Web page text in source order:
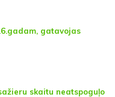
gatavojas
skaitu neatspoguļo